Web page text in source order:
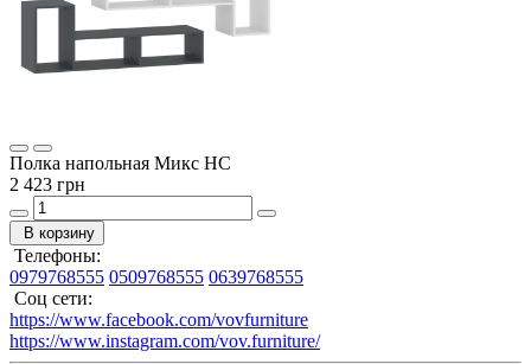
Полка напольная Микс НС
2 423 грн
В корзину
Телефоны:
0979768555 0509768555 0639768555
Соц сети:
https://www.facebook.com/vovfurniture
https://www.instagram.com/vov.furniture/